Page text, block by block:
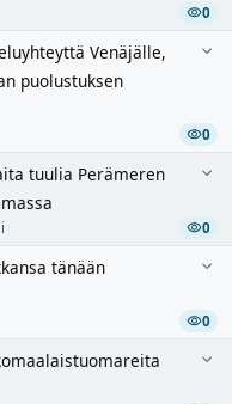
0
Venäjälle,
puolustuksen
0
tuulia Perämeren
0
tänään
0